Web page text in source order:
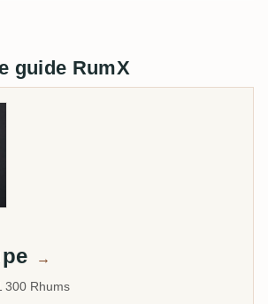
guide RumX
→
300 Rhums